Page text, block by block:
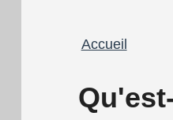
Fil
Accueil